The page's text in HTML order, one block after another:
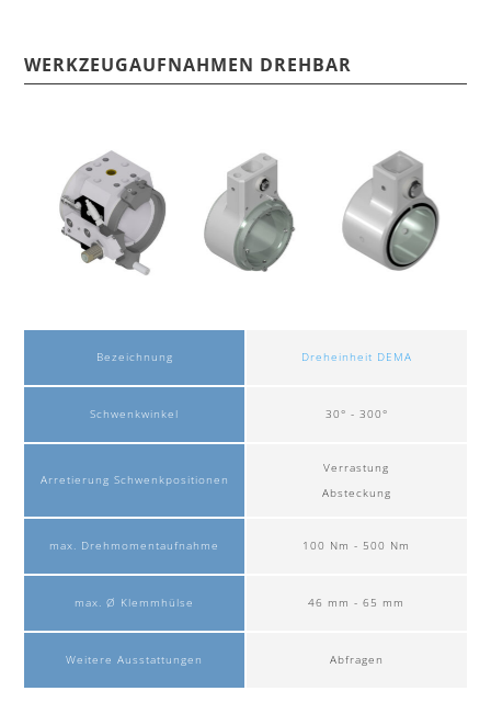
WERKZEUGAUFNAHMEN DREHBAR
Bezeichnung
Schwenkwinkel
Arretierung Schwenkpositionen
max. Drehmomentaufnahme
max. Ø Klemmhülse
Weitere Ausstattungen
Dreheinheit DEMA
30° - 300°
Verrastung
Absteckung
100 Nm - 500 Nm
46 mm - 65 mm
Abfragen